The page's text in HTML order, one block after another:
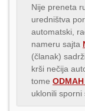
Nije preneta
uredništva
automatski,
nameru sajta
(članak)
krši nečija
tome
uklonili sporni